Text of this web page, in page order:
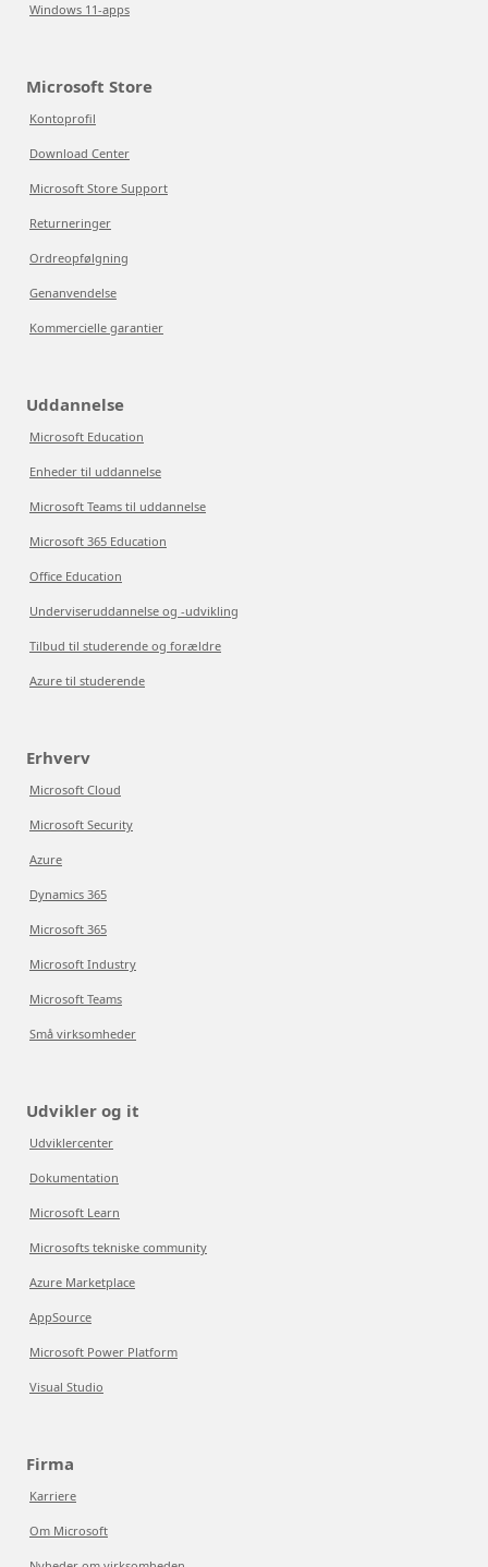
Windows 11-apps
Microsoft Store
Kontoprofil
Download Center
Microsoft Store Support
Returneringer
Ordreopfølgning
Genanvendelse
Kommercielle garantier
Uddannelse
Microsoft Education
Enheder til uddannelse
Microsoft Teams til uddannelse
Microsoft 365 Education
Office Education
Underviseruddannelse og -udvikling
Tilbud til studerende og forældre
Azure til studerende
Erhverv
Microsoft Cloud
Microsoft Security
Azure
Dynamics 365
Microsoft 365
Microsoft Industry
Microsoft Teams
Små virksomheder
Udvikler og it
Udviklercenter
Dokumentation
Microsoft Learn
Microsofts tekniske community
Azure Marketplace
AppSource
Microsoft Power Platform
Visual Studio
Firma
Karriere
Om Microsoft